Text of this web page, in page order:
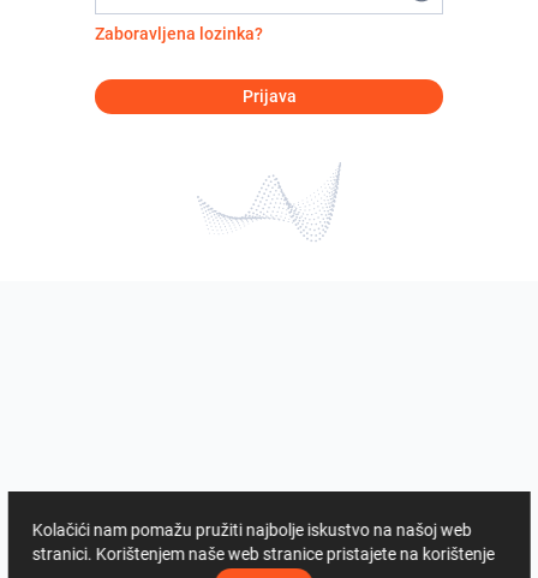
Zaboravljena lozinka?
Prijava
Kolačići nam pomažu pružiti najbolje iskustvo na našoj web
stranici. Korištenjem naše web stranice pristajete na korištenje